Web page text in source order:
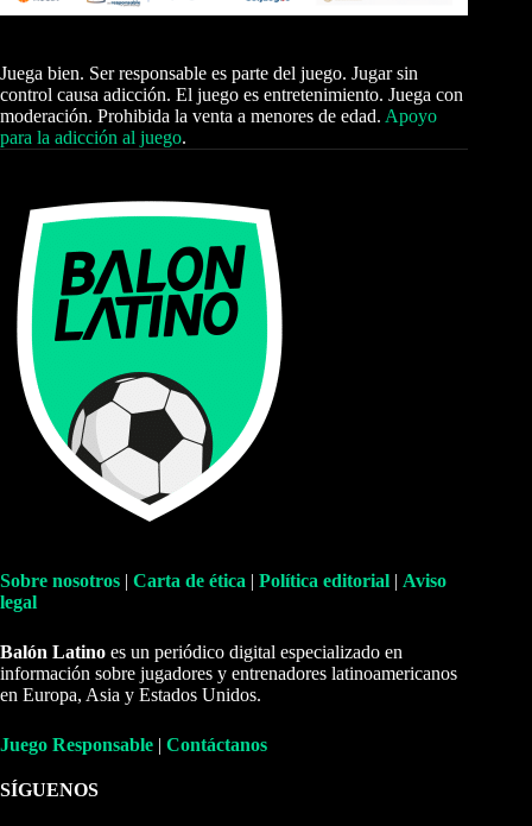
Juega bien. Ser responsable es parte del juego. Jugar sin
control causa adicción. El juego es entretenimiento. Juega con
moderación. Prohibida la venta a menores de edad. Apoyo
para la adicción al juego.
Sobre nosotros | Carta de ética | Política editorial | Aviso
legal
Balón Latino es un periódico digital especializado en
información sobre jugadores y entrenadores latinoamericanos
en Europa, Asia y Estados Unidos.
Juego Responsable | Contáctanos
SÍGUENOS